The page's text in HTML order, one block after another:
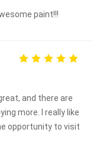
paint!!!
and there are
more. I really like
opportunity to visit